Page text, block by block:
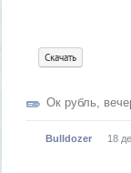
Скачать
Ок рубль
Bulldozer 18